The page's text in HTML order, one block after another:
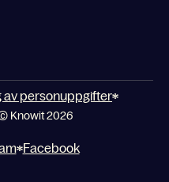
av personuppgifter
Knowit 2026
Facebook